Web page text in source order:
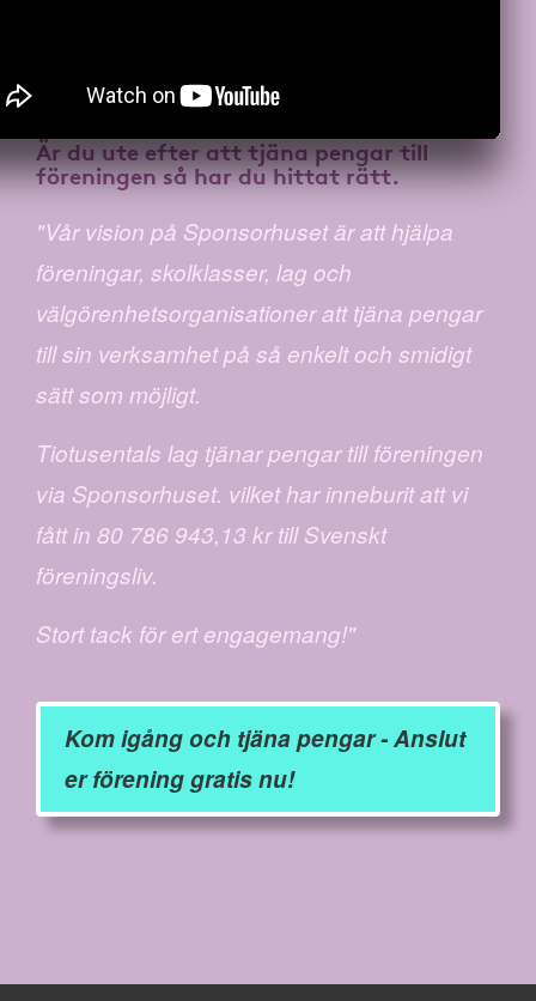
Är du ute efter atttjäna pengar till
föreningenså har du hittat rätt.
"Vår vision på Sponsorhuset är att hjälpa
föreningar, skolklasser, lag och
välgörenhetsorganisationer att tjäna pengar
till sin verksamhet på så enkelt och smidigt
sätt som möjligt.
Tiotusentals lag tjänar pengar till föreningen
via Sponsorhuset. vilket har inneburit att vi
fått in 80 786 943,13 kr till Svenskt
föreningsliv.
Stort tack för ert engagemang!"
Kom igång och tjäna pengar - Anslut
er förening gratis nu!